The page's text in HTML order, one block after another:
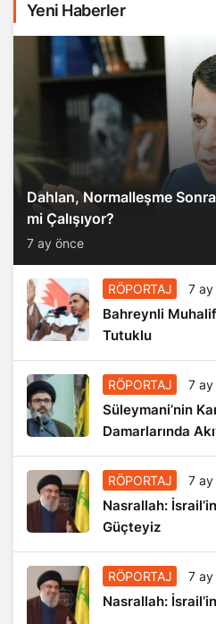
Yeni Haberler
Dahlan, Normalleşme
mi Çalışıyor?
7 ay önce
RÖPORTAJ 7
Bahreynli Muhalif
Tutuklu
RÖPORTAJ 7
Süleymani’nin
Damarlarında
RÖPORTAJ 7
Nasrallah:
Güçteyiz
RÖPORTAJ 7
Nasrallah: